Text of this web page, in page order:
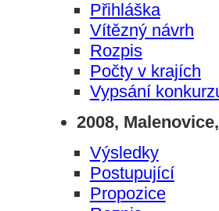
Přihláška
Vítězný návrh
Rozpis
Počty v krajích
Vypsání
2008,
Výsledky
Postupující
Propozice